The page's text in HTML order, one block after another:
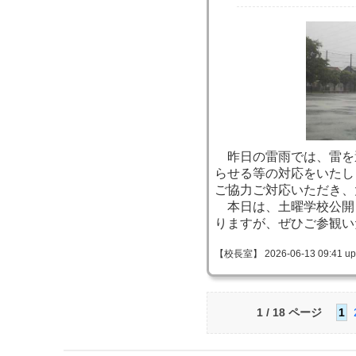
昨日の雷雨では、雷を
らせる等の対応をいた
ご協力ご対応いただき
本日は、土曜学校公開
りますが、ぜひご参観
【校長室】 2026-06-13 09:41
1 / 18 ページ 1